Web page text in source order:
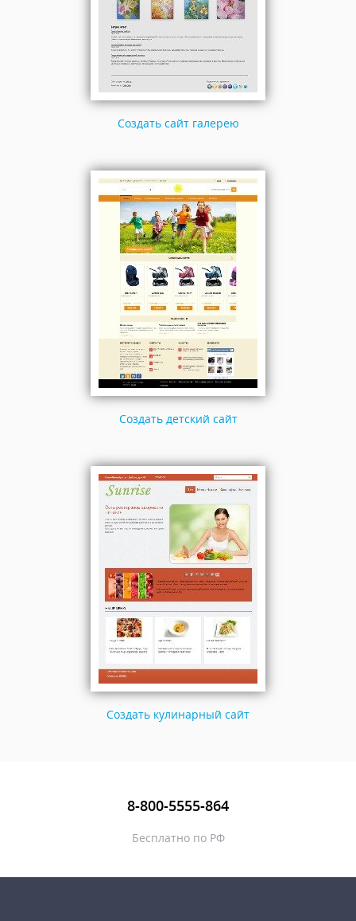
Создать сайт галерею
Создать детский сайт
Создать кулинарный сайт
8-800-5555-864
Бесплатно по РФ